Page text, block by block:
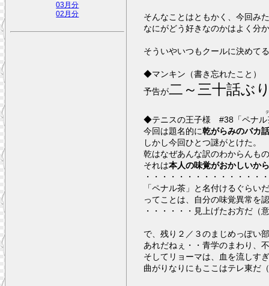
03月分
02月分
そんなことはともかく、今回み
なにがどう好きなのかはよく分
そういやいつもクールに決めて
◆マンキン（書き忘れたこと）
予告が二～三十話ぶ
◆テニスの王子様 #38「ペナル
今回は題名的に乾がらみのバカ
しかし今回ひとつ謎がとけた。
乾はなぜあんな訳のわからんも
それは本人の味覚がおかしいか
・・・・・・・・・・・・・・
「ペナル茶」と名付けるぐらい
ってことは、自分の味覚異常を
・・・・・・見上げたお方だ（
で、残り２／３のまじめっぽい
あれだねぇ・・青学のまわり、
そしてリョーマは、血を流しす
曲がりなりにもここはテレ東だ